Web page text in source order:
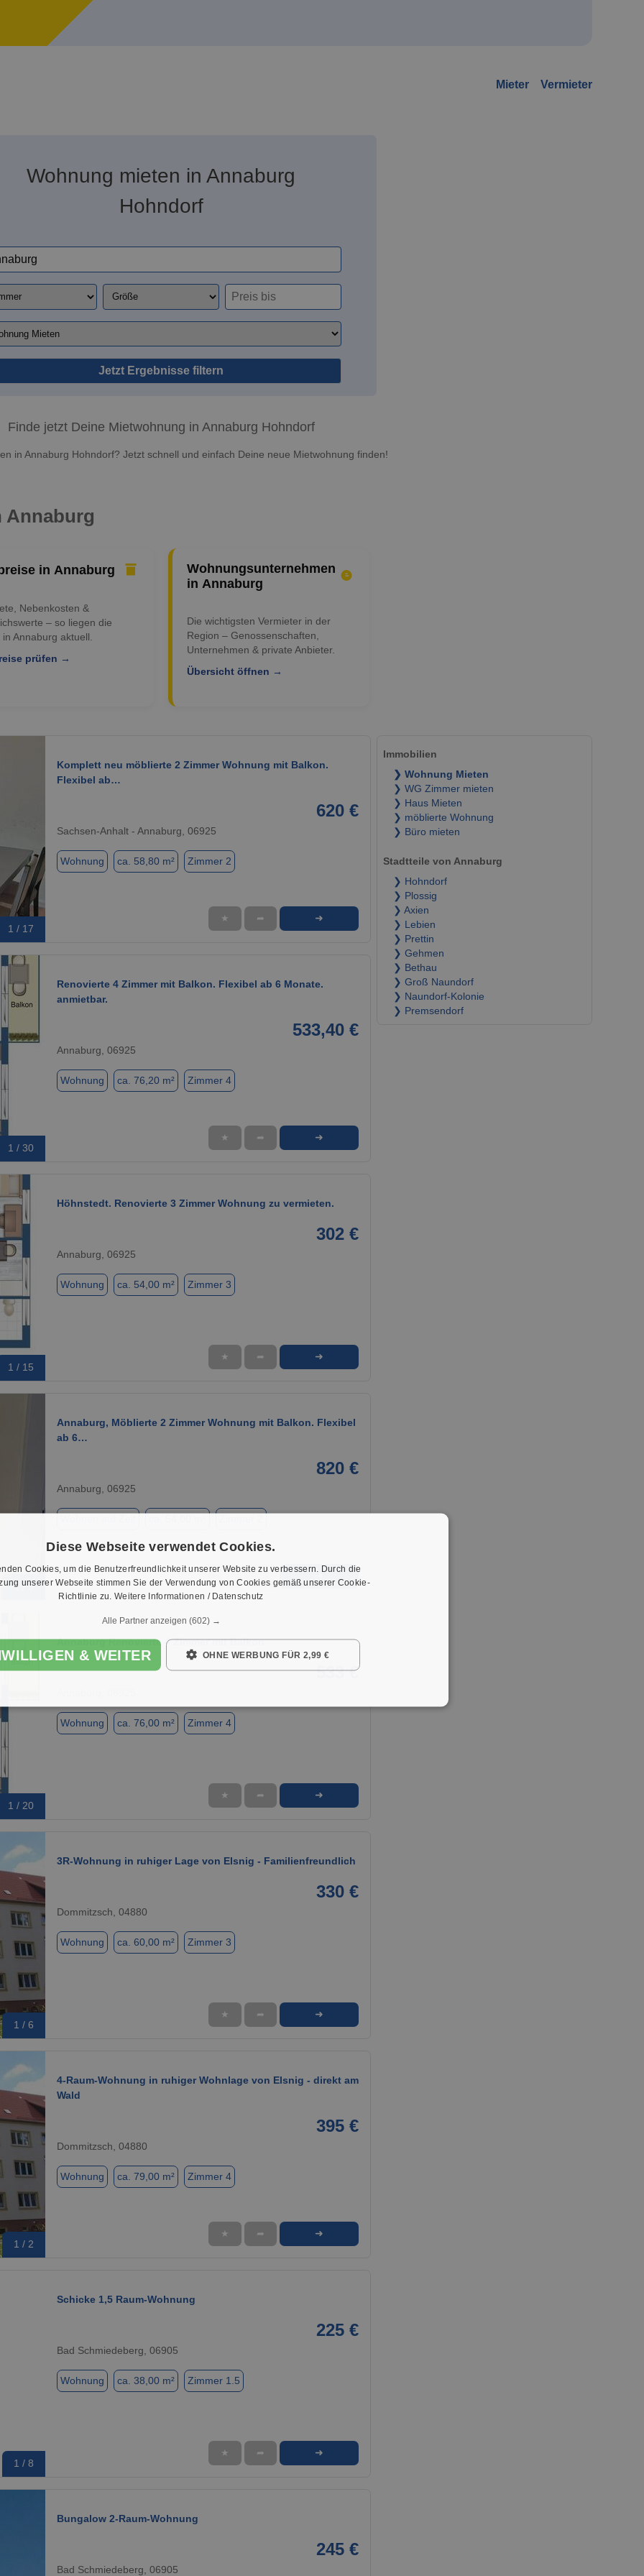
Mieter Vermieter
Wohnung mieten in Annaburg
Hohndorf
Jetzt Ergebnisse filtern
Finde jetzt Deine Mietwohnung in Annaburg Hohndorf
in Annaburg Hohndorf? Jetzt schnell und einfach Deine neue Mietwohnung finden!
Annaburg
in Annaburg
Nebenkosten &
– so liegen die
Annaburg aktuell.
prüfen →
Wohnungsunternehmen
in Annaburg
Die wichtigsten Vermieter in der
Region – Genossenschaften,
Unternehmen & private Anbieter.
Übersicht öffnen →
1 / 17
Komplett neu möblierte 2 Zimmer Wohnung mit Balkon.
Flexibel ab…
620 €
Sachsen-Anhalt - Annaburg, 06925
Wohnung ca. 58,80 m² Zimmer 2
★ ➦ ➜
1 / 30
Renovierte 4 Zimmer mit Balkon. Flexibel ab 6 Monate.
anmietbar.
533,40 €
Annaburg, 06925
Wohnung ca. 76,20 m² Zimmer 4
★ ➦ ➜
1 / 15
Höhnstedt. Renovierte 3 Zimmer Wohnung zu vermieten.
302 €
Annaburg, 06925
Wohnung ca. 54,00 m² Zimmer 3
★ ➦ ➜
1 / 9
Annaburg, Möblierte 2 Zimmer Wohnung mit Balkon. Flexibel
ab 6…
820 €
Annaburg, 06925
1 / 20
Annaburg Renovierte 4 Zimmer mit Balkon
533 €
Wohnung ca. 76,00 m² Zimmer 4
★ ➦ ➜
1 / 6
3R-Wohnung in ruhiger Lage von Elsnig - Familienfreundlich
330 €
Dommitzsch, 04880
Wohnung ca. 60,00 m² Zimmer 3
★ ➦ ➜
1 / 2
4-Raum-Wohnung in ruhiger Wohnlage von Elsnig - direkt am
Wald
395 €
Dommitzsch, 04880
Wohnung ca. 79,00 m² Zimmer 4
★ ➦ ➜
1 / 8
Schicke 1,5 Raum-Wohnung
225 €
Bad Schmiedeberg, 06905
Wohnung ca. 38,00 m² Zimmer 1.5
★ ➦ ➜
Bungalow 2-Raum-Wohnung
245 €
Bad Schmiedeberg, 06905
Immobilien
❯ Wohnung Mieten
❯ WG Zimmer mieten
❯ Haus Mieten
❯ möblierte Wohnung
❯ Büro mieten
Stadtteile von Annaburg
❯ Hohndorf
❯ Plossig
❯ Axien
❯ Lebien
❯ Prettin
❯ Gehmen
❯ Bethau
❯ Groß Naundorf
❯ Naundorf-Kolonie
❯ Premsendorf
Diese Webseite verwendet Cookies.
Cookies, um die Benutzerfreundlichkeit unserer Website zu verbessern. Durch die
unserer Webseite stimmen Sie der Verwendung von Cookies gemäß unserer Cookie-
Richtlinie zu. Weitere Informationen / Datenschutz
Alle Partner anzeigen (602) →
& WEITER OHNE WERBUNG FÜR 2,99 €